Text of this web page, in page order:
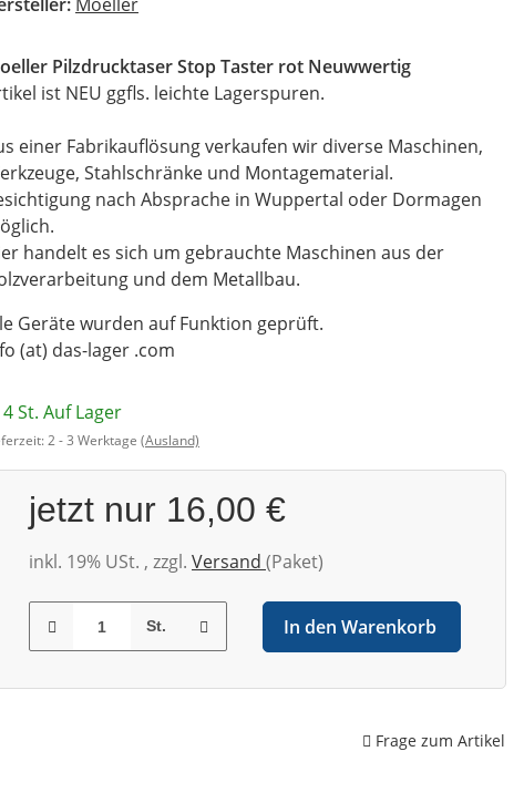
Pilzdrucktaser Stop Taster rot Neuwwertig
ist NEU ggfls. leichte Lagerspuren.
einer Fabrikauflösung verkaufen wir diverse Maschinen,
Stahlschränke und Montagematerial.
nach Absprache in Wuppertal oder Dormagen
handelt es sich um gebrauchte Maschinen aus der
und dem Metallbau.
Geräte wurden auf Funktion geprüft.
(at) das-lager .com
4 St. Auf Lager
2 - 3 Werktage (Ausland)
jetzt nur 16,00 €
inkl. 19% USt. , zzgl. Versand (Paket)
St. In den Warenkorb
Frage zum Artikel